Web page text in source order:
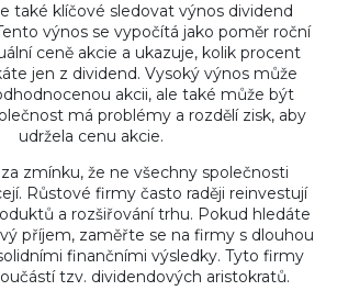
také klíčové sledovat výnos dividend
výnos se vypočítá jako poměr roční
ceně akcie a ukazuje, kolik procent
jen z dividend. Vysoký výnos může
akcii, ale také může být
má problémy a rozdělí zisk, aby
udržela cenu akcie.
zmínku, že ne všechny společnosti
Růstové firmy často raději reinvestují
a rozšiřování trhu. Pokud hledáte
příjem, zaměřte se na firmy s dlouhou
finančními výsledky. Tyto firmy
tzv. dividendových aristokratů.